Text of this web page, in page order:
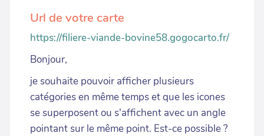
Url de votre carte
https://filiere-viande-bovine58.gogocarto.fr/
Bonjour,
je souhaite pouvoir afficher plusieurs
catégories en même temps et que les icones
se superposent ou s'affichent avec un angle
pointant sur le même point. Est-ce possible ?